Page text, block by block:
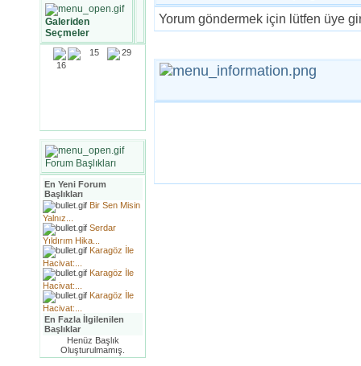
Galeriden
Seçmeler
Forum Başlıkları
En Yeni Forum
Başlıkları
Bir Sen Misin
Yalnız...
Serdar
Yıldırım Hika...
Karagöz İle
Hacivat:...
Karagöz İle
Hacivat:...
Karagöz İle
Hacivat:...
En Fazla İlgilenilen
Başlıklar
Henüz Başlık
Oluşturulmamış.
Yorum göndermek için lütfen üye